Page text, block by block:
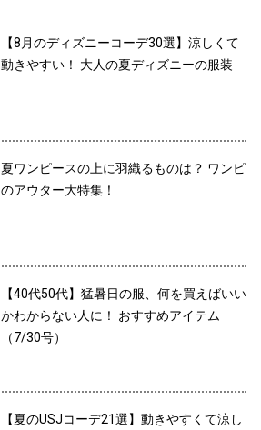
【8月のディズニーコーデ30選】涼しくて
動きやすい！ 大人の夏ディズニーの服装
夏ワンピースの上に羽織るものは？ ワンピ
のアウター大特集！
【40代50代】猛暑日の服、何を買えばいい
かわからない人に！ おすすめアイテム
（7/30号）
【夏のUSJコーデ21選】動きやすくて涼し